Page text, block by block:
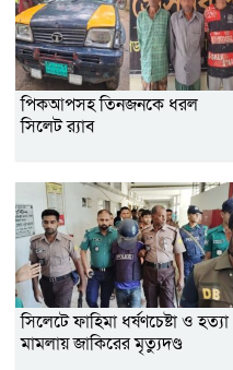
পিকআপসহ তিনজনকে ধরল
সিলেট র‌্যাব
সিলেটে ফাহিমা ধর্ষণচেষ্টা ও হত্যা
মামলায় জাকিরের মৃত্যুদণ্ড